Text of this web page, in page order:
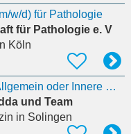
w/d) für Pathologie
für Pathologie e. V
Köln
Facharzt (m/w/d) für Allgemein oder Innere Medizin
und Team
in Solingen